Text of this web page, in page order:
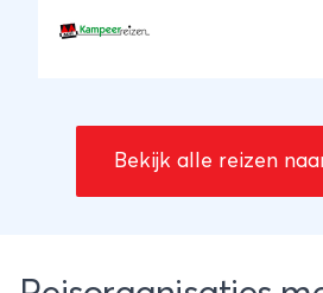
Cabo da Roca. Spaanse
in steden als Segovia. Tot slot
Spanje tot de magnifieke
Bekijk alle reizen